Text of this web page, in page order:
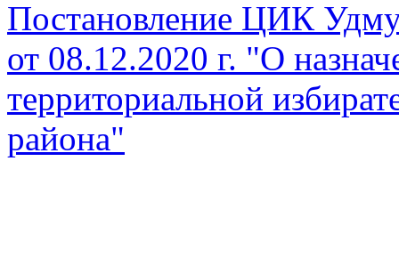
Постановление ЦИК
от 08.12.2020 г. "О
территориальной
района"